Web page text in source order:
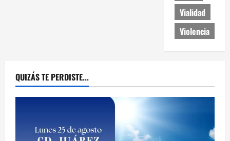
Vialidad
Violencia
QUIZÁS TE PERDISTE...